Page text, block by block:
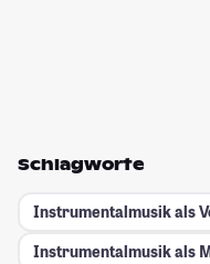
Schlagworte
Instrumentalmusik als
Instrumentalmusik als